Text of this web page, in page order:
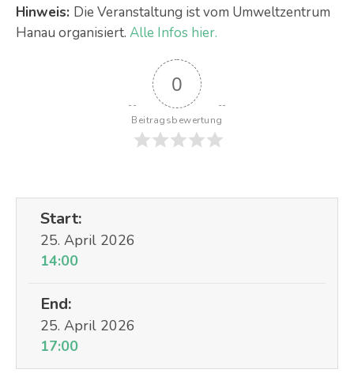
Hinweis: Die Veranstaltung ist vom Umweltzentrum
Hanau organisiert. Alle Infos hier.
0
Beitragsbewertung
Start:
25. April 2026
14:00
End:
25. April 2026
17:00